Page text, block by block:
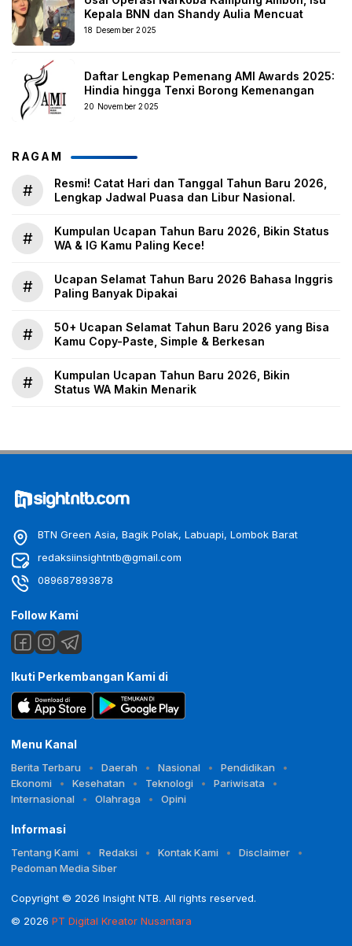
Kepala BNN dan Shandy Aulia Mencuat
18 Desember 2025
Daftar Lengkap Pemenang AMI Awards 2025:
Hindia hingga Tenxi Borong Kemenangan
20 November 2025
RAGAM
#
Resmi! Catat Hari dan Tanggal Tahun Baru 2026,
Lengkap Jadwal Puasa dan Libur Nasional.
#
Kumpulan Ucapan Tahun Baru 2026, Bikin Status
WA & IG Kamu Paling Kece!
#
Ucapan Selamat Tahun Baru 2026 Bahasa Inggris
Paling Banyak Dipakai
#
50+ Ucapan Selamat Tahun Baru 2026 yang Bisa
Kamu Copy-Paste, Simple & Berkesan
#
Kumpulan Ucapan Tahun Baru 2026, Bikin
Status WA Makin Menarik
BTN Green Asia, Bagik Polak, Labuapi, Lombok Barat
redaksiinsightntb@gmail.com
089687893878
Follow Kami
Ikuti Perkembangan Kami di
Menu Kanal
Berita Terbaru Daerah Nasional
Pendidikan
Ekonomi
Kesehatan Teknologi
Pariwisata
Internasional
Olahraga Opini
Informasi
Tentang Kami Redaksi Kontak Kami
Disclaimer
Pedoman Media Siber
Copyright © 2026 Insight NTB. All rights reserved.
© 2026 PT Digital Kreator Nusantara